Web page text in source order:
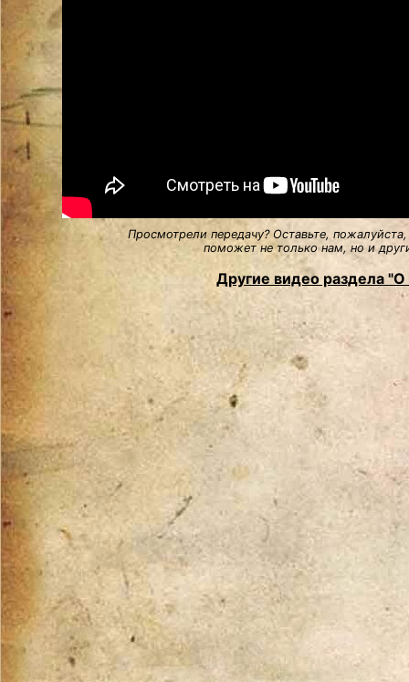
Просмотрели передачу? Оставьте,
поможет не только нам, но и
Другие видео раздела